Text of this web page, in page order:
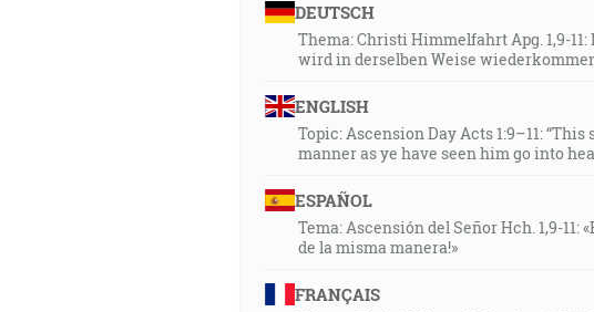
DEUTSCH
Thema: Christi Himmelfahrt Apg. 1,9-
wird in derselben Weise
ENGLISH
Topic: Ascension Day Acts 1:9–11:
manner as ye have seen him go into
ESPAÑOL
Tema: Ascensión del Señor Hch. 1,9-11:
de la misma manera!»
FRANÇAIS